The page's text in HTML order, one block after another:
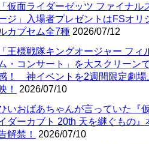
「仮面ライダーゼッツ ファイナル
ジ」入場者プレゼントはFSオリ
カプセム全7種 2026/07/12
「王様戦隊キングオージャー フィ
ム・コンサート」を大スクリーン
！ 神イベントを2週間限定劇場
！
2026/07/10
いおばあちゃんが言っていた『
ダーカブト 20th 天を継ぐもの』
解禁！
2026/07/10